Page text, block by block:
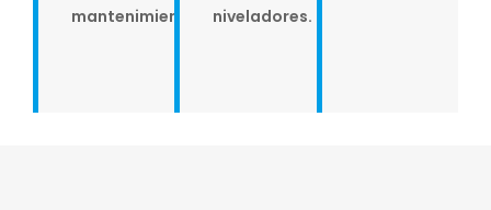
mantenimiento.
niveladores.